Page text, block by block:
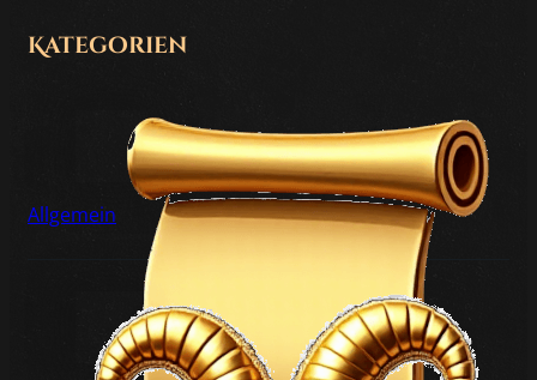
Kategorien
Allgemein